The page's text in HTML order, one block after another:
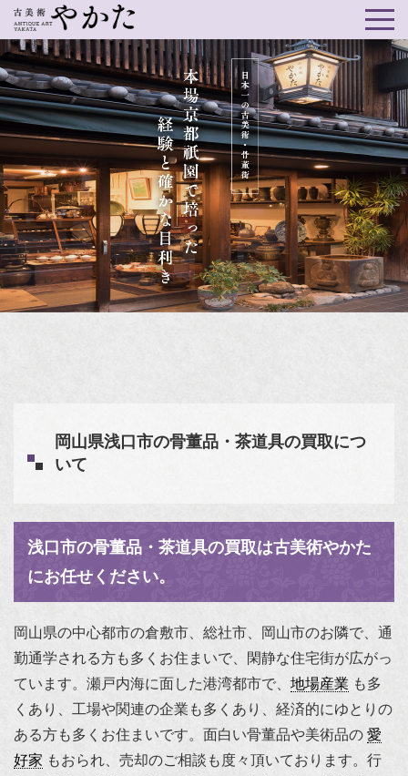
岡山県浅口市の骨董品・茶道具の買取につ
いて
浅口市の骨董品・茶道具の買取は古美術やかた
にお任せください。
岡山県の中心都市の倉敷市、総社市、岡山市のお隣で、通
勤通学される方も多くお住まいで、閑静な住宅街が広がっ
ています。瀬戸内海に面した港湾都市で、 地場産業 も多
くあり、工場や関連の企業も多くあり、経済的にゆとりの
ある方も多くお住まいです。面白い骨董品や美術品の 愛
好家 もおられ、売却のご相談も度々頂いております。行